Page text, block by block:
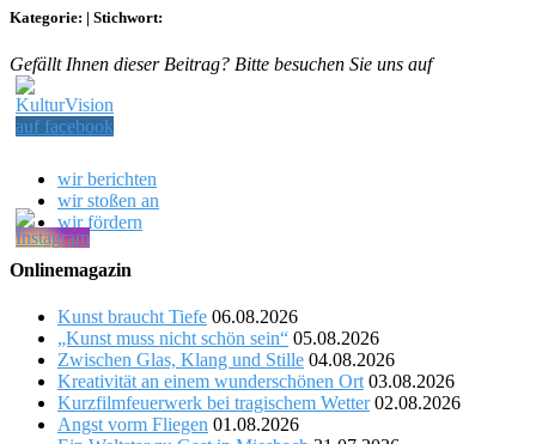
Kategorie: | Stichwort:
Gefällt Ihnen dieser Beitrag? Bitte besuchen Sie uns auf
wir berichten
wir stoßen an
wir fördern
Onlinemagazin
Kunst braucht Tiefe 06.08.2026
„Kunst muss nicht schön sein“ 05.08.2026
Zwischen Glas, Klang und Stille 04.08.2026
Kreativität an einem wunderschönen Ort 03.08.2026
Kurzfilmfeuerwerk bei tragischem Wetter 02.08.2026
Angst vorm Fliegen 01.08.2026